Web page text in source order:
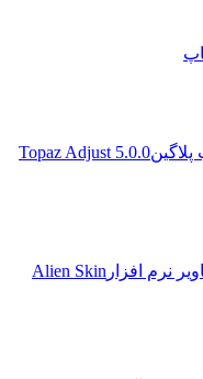
Topaz Adjust 5.0.0
افزار Alien Skin